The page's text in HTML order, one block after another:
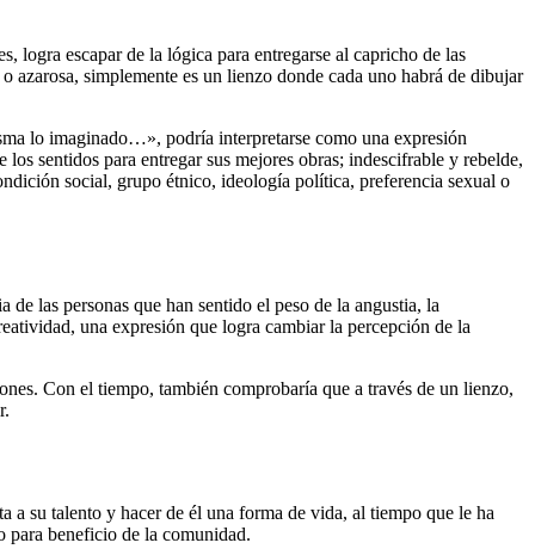
logra escapar de la lógica para entregarse al capricho de las
simplemente es un lienzo donde cada uno habrá de dibujar
lo imaginado…», podría interpretarse como una expresión
sentidos para entregar sus mejores obras; indescifrable y rebelde,
social, grupo étnico, ideología política, preferencia sexual o
las personas que han sentido el peso de la angustia, la
una expresión que logra cambiar la percepción de la
Con el tiempo, también comprobaría que a través de un lienzo,
a su talento y hacer de él una forma de vida, al tiempo que le ha
para beneficio de la comunidad.